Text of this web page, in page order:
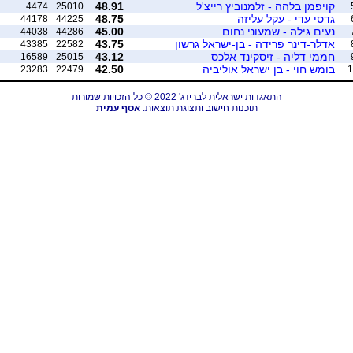
קויפמן בלהה - זלמנוביץ רייצ'ל 48.91
25010
4474
גדסי עדי - עקל עליזה 48.75
44225
44178
נעים גילה - שמעוני נחום 45.00
44286
44038
אדלר-דינר פרידה - בן-ישראל גרשון 43.75
22582
43385
חממי דליה - זיסקינד אלכס 43.12
25015
16589
בומש חוי - בן ישראל אוליביה 42.50
22479
23283
התאגדות ישראלית לברידג' 2022 © כל הזכויות שמורות
תוכנות חישוב ותצוגת תוצאות:אסף עמית